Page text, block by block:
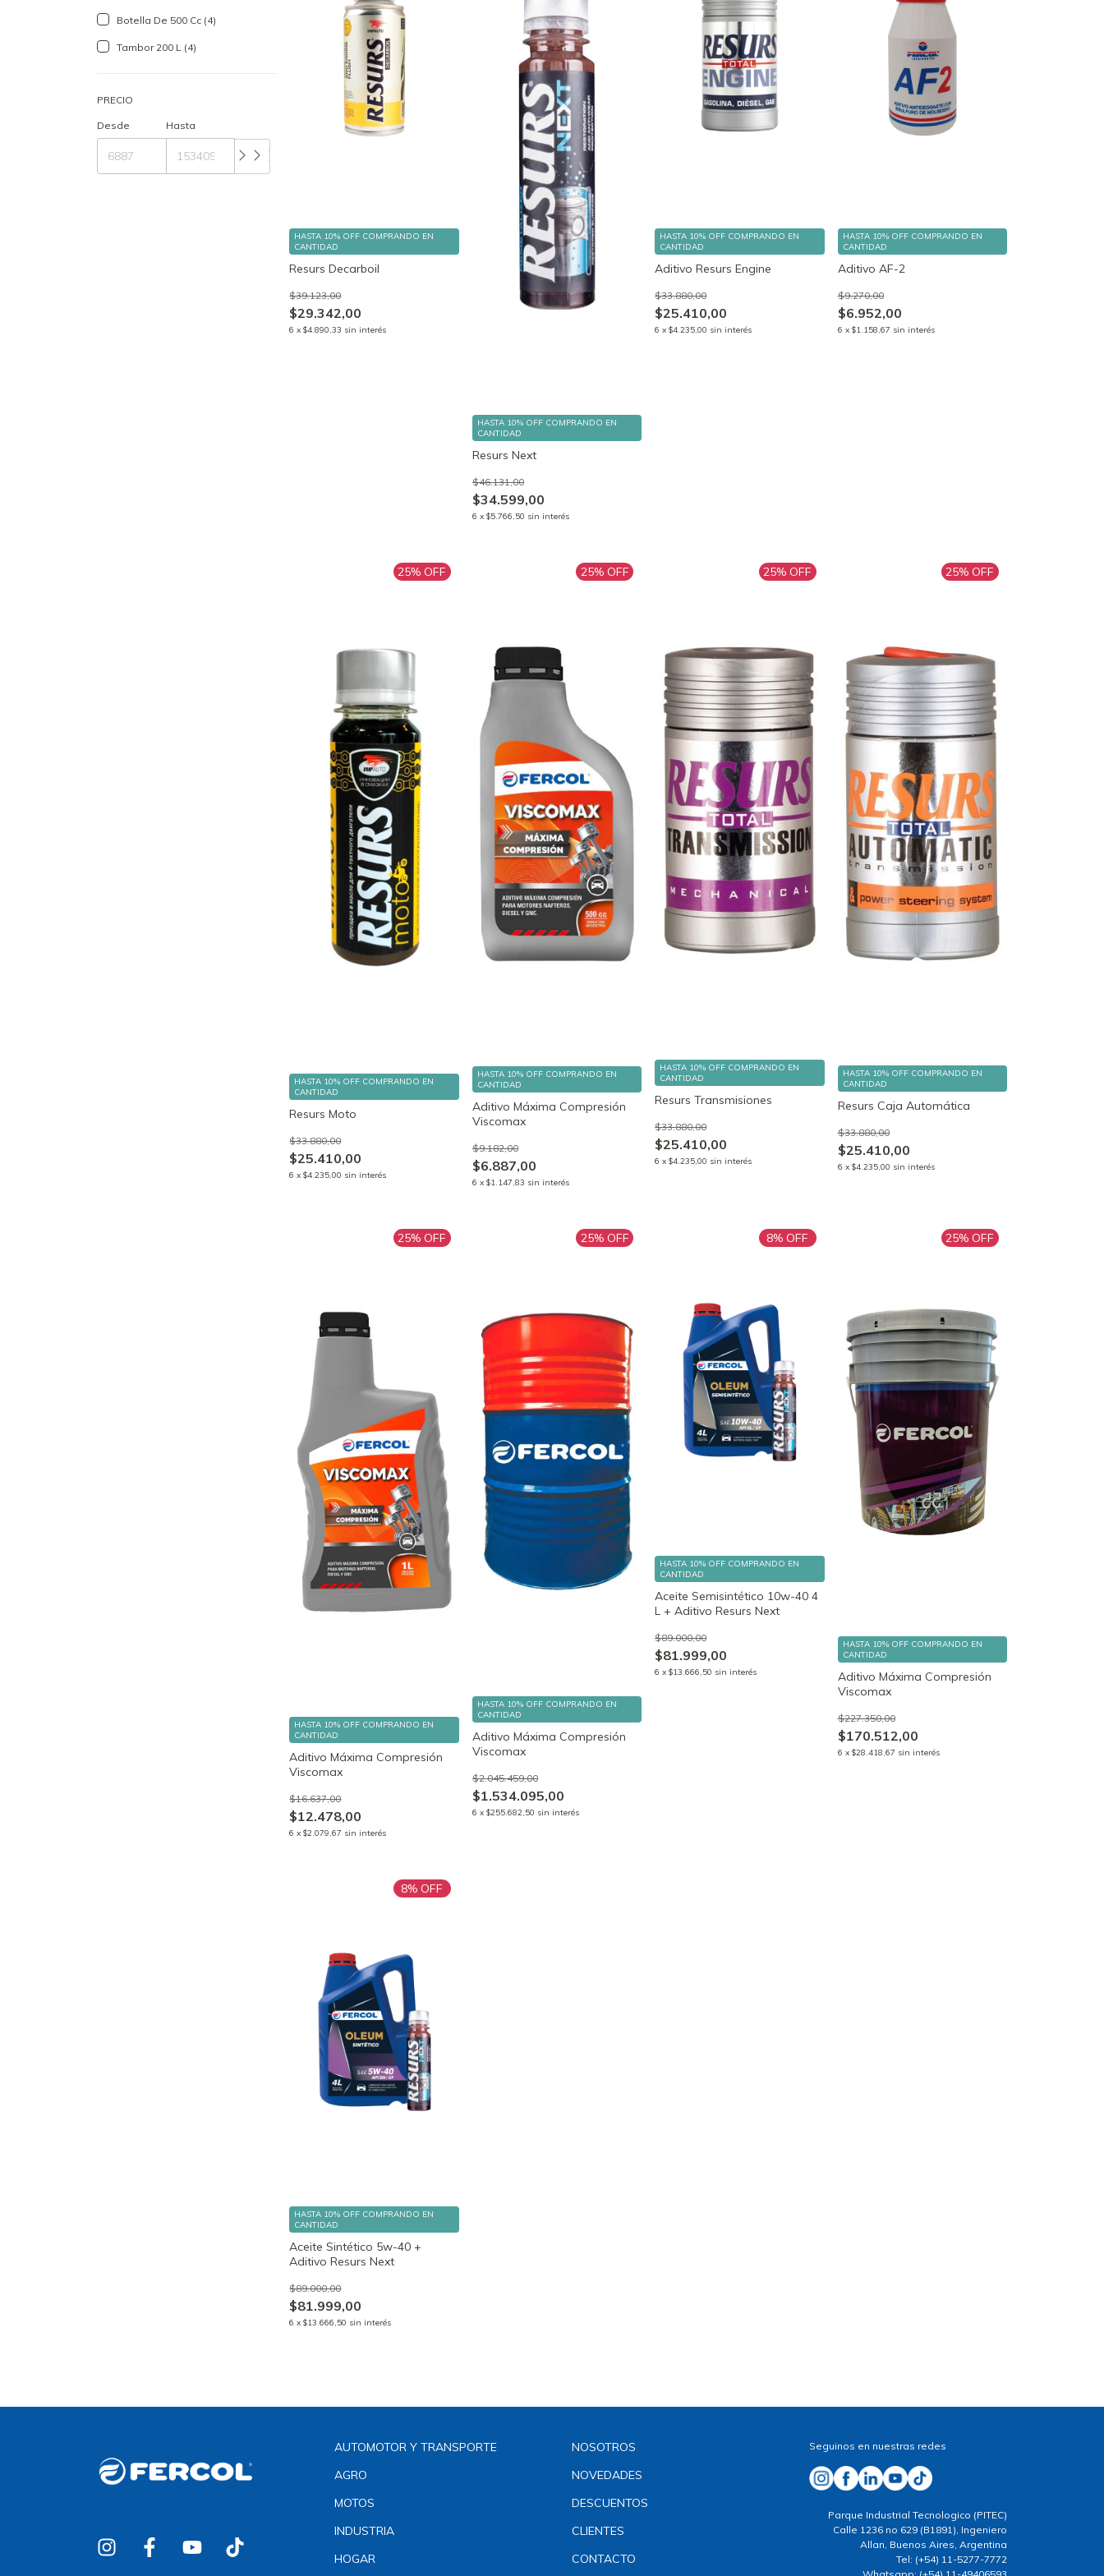
Botella De 500 Cc (4)
Tambor 200 L (4)
PRECIO
Desde Hasta
Resurs Decarboil
$29.342,00
$39.123,00
6 x$4.890,33 sin interés
HASTA 10% OFF COMPRANDO EN
CANTIDAD
Resurs Next
$34.599,00
$46.131,00
6 x $5.766,50 sin interés
HASTA 10% OFF COMPRANDO EN
CANTIDAD
Aditivo Resurs Engine
$25.410,00
$33.880,00
6 x$4.235,00 sin interés
HASTA 10% OFF COMPRANDO EN
CANTIDAD
Aditivo AF-2
$6.952,00
$9.270,00
6 x $1.158,67 sin interés
HASTA 10% OFF COMPRANDO EN
CANTIDAD
Resurs Moto
$25.410,00
$33.880,00
25% OFF
6 x$4.235,00 sin interés
HASTA 10% OFF COMPRANDO EN
CANTIDAD
Aditivo Máxima Compresión
Viscomax
$6.887,00
$9.182,00
25% OFF
6 x $1.147,83 sin interés
HASTA 10% OFF COMPRANDO EN
CANTIDAD
Resurs Transmisiones
$25.410,00
$33.880,00
25% OFF
6 x$4.235,00 sin interés
HASTA 10% OFF COMPRANDO EN
CANTIDAD
Resurs Caja Automática
$25.410,00
$33.880,00
25% OFF
6 x $4.235,00 sin interés
HASTA 10% OFF COMPRANDO EN
CANTIDAD
Aditivo Máxima Compresión
Viscomax
$12.478,00
$16.637,00
25% OFF
6 x$2.079,67 sin interés
HASTA 10% OFF COMPRANDO EN
CANTIDAD
Aditivo Máxima Compresión
Viscomax
$1.534.095,00
$2.045.459,00
25% OFF
6 x $255.682,50 sin interés
HASTA 10% OFF COMPRANDO EN
CANTIDAD
Aceite Semisintético 10w-40 4
L + Aditivo Resurs Next
$81.999,00
$89.000,00
8% OFF
6 x$13.666,50 sin interés
HASTA 10% OFF COMPRANDO EN
CANTIDAD
Aditivo Máxima Compresión
Viscomax
$170.512,00
$227.350,00
25% OFF
6 x $28.418,67 sin interés
HASTA 10% OFF COMPRANDO EN
CANTIDAD
Aceite Sintético 5w-40 +
Aditivo Resurs Next
$81.999,00
$89.000,00
8% OFF
6 x$13.666,50 sin interés
HASTA 10% OFF COMPRANDO EN
CANTIDAD
AUTOMOTOR Y TRANSPORTE
AGRO
MOTOS
INDUSTRIA
HOGAR
NOSOTROS
NOVEDADES
DESCUENTOS
CLIENTES
CONTACTO
Seguinos en nuestras redes
Parque Industrial Tecnologico (PITEC)
Calle 1236 no 629 (B1891), Ingeniero
Allan, Buenos Aires, Argentina
Tel: (+54) 11-5277-7772